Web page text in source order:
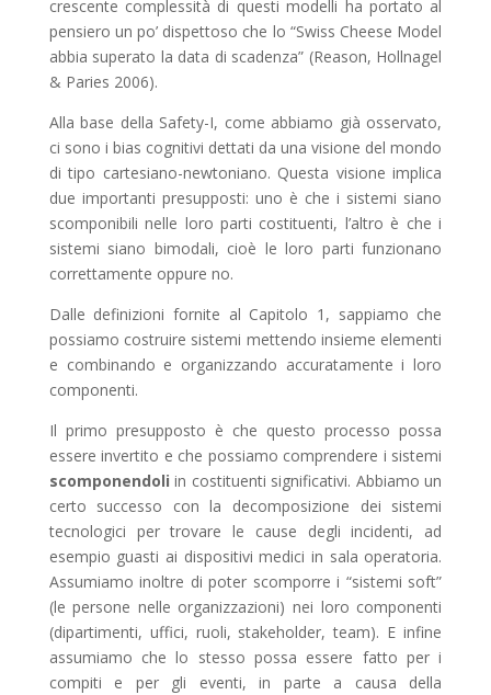
crescente complessità di questi modelli ha portato al
pensiero un po’ dispettoso che lo “Swiss Cheese Model
abbia superato la data di scadenza” (Reason, Hollnagel
& Paries 2006).
Alla base della Safety-I, come abbiamo già osservato,
ci sono i bias cognitivi dettati da una visione del mondo
di tipo cartesiano-newtoniano. Questa visione implica
due importanti presupposti: uno è che i sistemi siano
scomponibili nelle loro parti costituenti, l’altro è che i
sistemi siano bimodali, cioè le loro parti funzionano
correttamente oppure no.
Dalle definizioni fornite al Capitolo 1, sappiamo che
possiamo costruire sistemi mettendo insieme elementi
e combinando e organizzando accuratamente i loro
componenti.
Il primo presupposto è che questo processo possa
essere invertito e che possiamo comprendere i sistemi
scomponendoli in costituenti significativi. Abbiamo un
certo successo con la decomposizione dei sistemi
tecnologici per trovare le cause degli incidenti, ad
esempio guasti ai dispositivi medici in sala operatoria.
Assumiamo inoltre di poter scomporre i “sistemi soft”
(le persone nelle organizzazioni) nei loro componenti
(dipartimenti, uffici, ruoli, stakeholder, team). E infine
assumiamo che lo stesso possa essere fatto per i
compiti e per gli eventi, in parte a causa della